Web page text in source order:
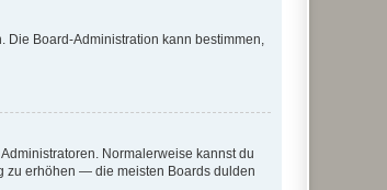
Die Board-Administration kann bestimmen,
Normalerweise kannst du
zu erhöhen — die meisten Boards dulden